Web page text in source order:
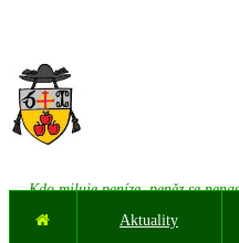
Kdo miluje peníze, peněz se
Aktuality